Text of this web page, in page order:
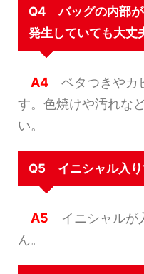
Q4 バッグの内部が
発生していても大丈
A4 ベタつきやカ
す。色焼けや汚れな
い。
Q5 イニシャル入り
A5 イニシャルが
ん。